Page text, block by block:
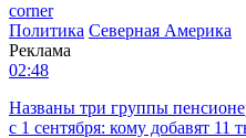
corner
Политика Северная Америка
Реклама
02:48
Названы три группы
с 1 сентября: кому добавят 11